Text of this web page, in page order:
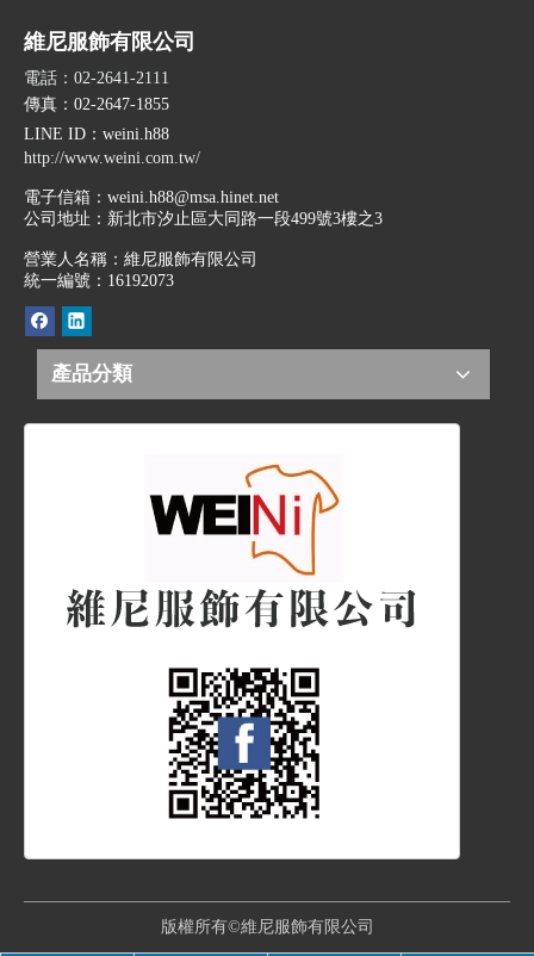
維尼服飾有限公司
電話：02-2641-2111
傳真：02-2647-1855
LINE ID ：weini.h88
http://www.weini.com.tw/
電子信箱： weini.h88@msa.hinet.net
公司地址： 新北市汐止區大同路一段499號3樓之3
營業人名稱：維尼服飾有限公司
統一編號：16192073
產品分類
版權所有©維尼服飾有限公司